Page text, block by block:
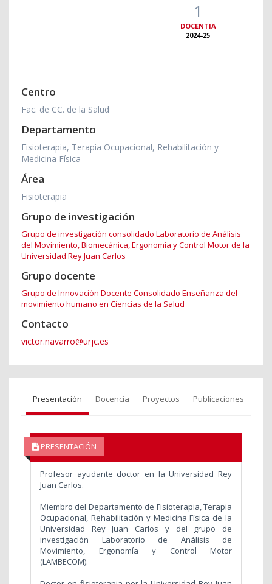
1
DOCENTIA
2024-25
Centro
Fac. de CC. de la Salud
Departamento
Fisioterapia, Terapia Ocupacional, Rehabilitación y
Medicina Física
Área
Fisioterapia
Grupo de investigación
Grupo de investigación consolidado Laboratorio de Análisis
del Movimiento, Biomecánica, Ergonomía y Control Motor de la
Universidad Rey Juan Carlos
Grupo docente
Grupo de Innovación Docente Consolidado Enseñanza del
movimiento humano en Ciencias de la Salud
Contacto
victor.navarro@urjc.es
Presentación Docencia Proyectos Publicaciones
PRESENTACIÓN
Profesor ayudante doctor en la Universidad Rey
Juan Carlos.
Miembro del Departamento de Fisioterapia, Terapia
Ocupacional, Rehabilitación y Medicina Física de la
Universidad Rey Juan Carlos y del grupo de
investigación Laboratorio de Análisis de
Movimiento, Ergonomía y Control Motor
(LAMBECOM).